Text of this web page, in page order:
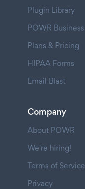
Plugin Library
POWR Business
Plans & Pricing
HIPAA Forms
Email Blast
Company
About POWR
We're hiring!
Terms of Service
Privacy